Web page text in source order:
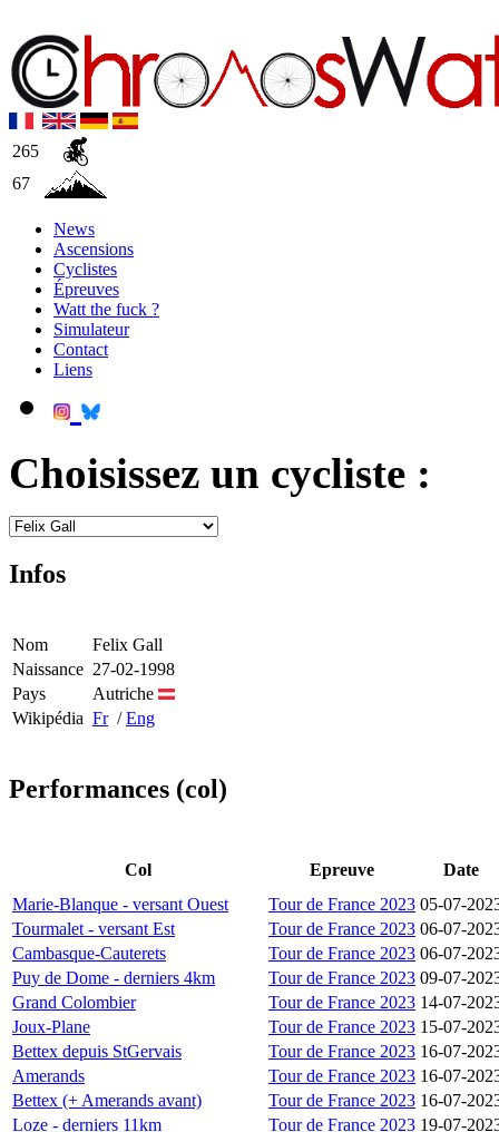
265
67
News
Ascensions
Cyclistes
Épreuves
Watt the fuck ?
Simulateur
Contact
Liens
Choisissez un cycliste :
Infos
Nom
Felix Gall
Naissance 27-02-1998
Pays
Autriche
Wikipédia Fr/Eng
Performances (col)
Col Epreuve
Date
Marie-Blanque - versant Ouest
Tour de France 2023 05-07-
Tourmalet - versant Est
Tour de France 2023 06-07-
Cambasque-Cauterets
Tour de France 2023 06-07-
Puy de Dome - derniers 4km
Tour de France 2023 09-07-
Grand Colombier
Tour de France 2023 14-07-
Joux-Plane
Tour de France 2023 15-07-
Bettex depuis StGervais
Tour de France 2023 16-07-
Amerands
Tour de France 2023 16-07-
Bettex (+ Amerands avant)
Tour de France 2023 16-07-
Loze - derniers 11km
Tour de France 2023 19-07-